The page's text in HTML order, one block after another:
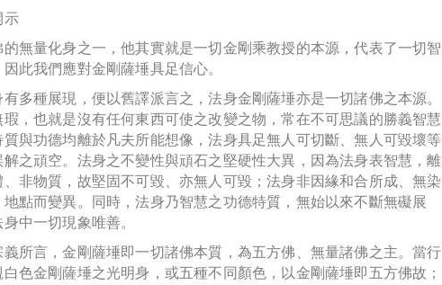
量化身之一，他其實就是一切金剛乘教授的本源，代表了一切智
此我們應對金剛薩埵具足信心。
種展現，便以舊譯派言之，法身金剛薩埵亦是一切諸佛之本源。
，也就是沒有任何東西可使之改變之物，常在不可思議的勝義智慧
與功德均離於凡夫所能想像，法身具足無人可切斷、無人可毀壞等
之頑空。法身之不變性與頑石之堅硬性大異，因為法身表智慧，離
非物質，故堅固不可毀、亦無人可毀；法身非因緣和合所成、無染
點而變異。同時，法身乃智慧之功德特質，無始以來不斷無礙展
中一切現象唯善。
言，金剛薩埵即一切諸佛本質，為五方佛、無量諸佛之主。當行
色金剛薩埵之光明身，或五種不同顏色，以金剛薩埵即五方佛故；